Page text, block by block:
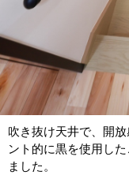
吹き抜け天井で、開
ント的に黒を使用し
ました。